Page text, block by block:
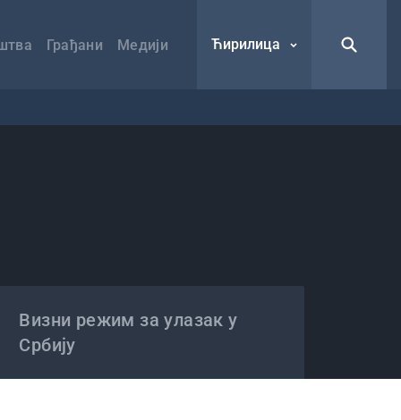
Грађани Медији Ћирилица
Визни режим за улазак у
Србију